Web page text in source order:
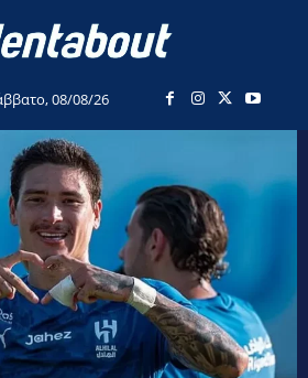
08/08/26